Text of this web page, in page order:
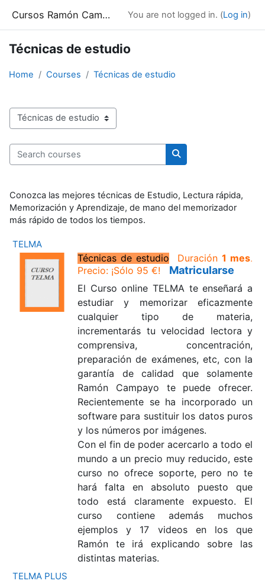
Cursos Ramón Campayo You are not logged in. (Log in)
Técnicas de estudio
Home Courses Técnicas de estudio
Course categories
Search courses
Search courses
Conozca las mejores técnicas de Estudio, Lectura rápida,
Memorización y Aprendizaje, de mano del memorizador
más rápido de todos los tiempos.
TELMA
Técnicas de estudio Duración 1 mes.
Precio: ¡Sólo 95 €! Matricularse
El Curso online TELMA te enseñará a
estudiar y memorizar eficazmente
cualquier tipo de materia,
incrementarás tu velocidad lectora y
comprensiva, concentración,
preparación de exámenes, etc, con la
garantía de calidad que solamente
Ramón Campayo te puede ofrecer.
Recientemente se ha incorporado un
software para sustituir los datos puros
y los números por imágenes.
Con el fin de poder acercarlo a todo el
mundo a un precio muy reducido,este
curso no ofrece soporte, pero no te
hará falta en absoluto puesto que
todo está claramente expuesto. El
curso contiene además muchos
ejemplos y 17 videos en los que
Ramón te irá explicando sobre las
distintas materias.
TELMA PLUS